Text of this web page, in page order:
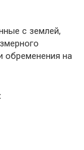
с землей,
обременения на